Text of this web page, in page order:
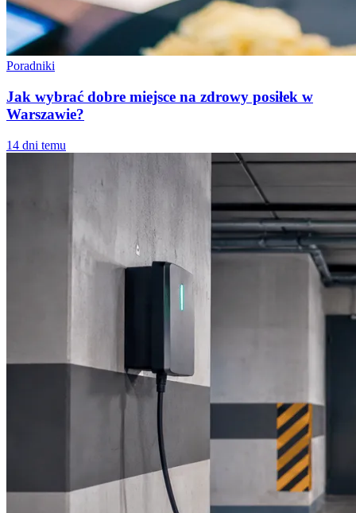
Poradniki
Jak wybrać dobre miejsce na zdrowy posiłek w
Warszawie?
14 dni temu